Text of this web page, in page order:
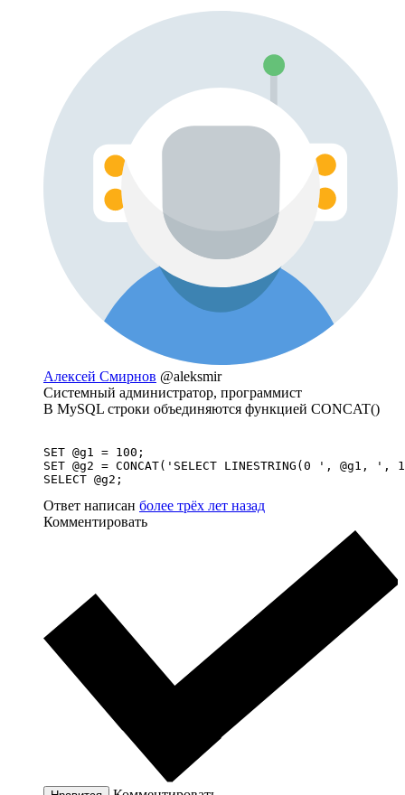
Алексей Смирнов @aleksmir
Системный администратор, программист
В MySQL строки объединяются функцией CONCAT()
SET @g1 = 100;
SET @g2 = CONCAT('SELECT LINESTRING(0 ', @g1,
SELECT @g2;
Ответ написан более трёх лет назад
Комментировать